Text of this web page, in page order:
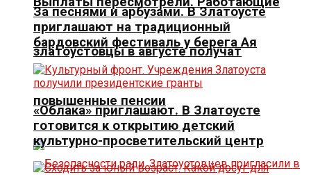
златоустовцы в августе получат
повышенные пенсии
За песнями и арбузами. В Златоусте
приглашают на традиционный
бардовский фестиваль у берега Ая
«Облака» приглашают. В Златоусте
готовится к открытию детский
культурно-просветительский центр